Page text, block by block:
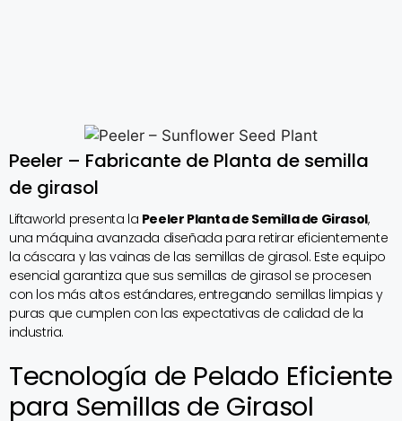
Peeler – Fabricante de Planta de semilla
de girasol
Liftaworld presenta la Peeler Planta de Semilla de Girasol,
una máquina avanzada diseñada para retirar eficientemente
la cáscara y las vainas de las semillas de girasol. Este equipo
esencial garantiza que sus semillas de girasol se procesen
con los más altos estándares, entregando semillas limpias y
puras que cumplen con las expectativas de calidad de la
industria.
Tecnología de Pelado Eficiente
para Semillas de Girasol